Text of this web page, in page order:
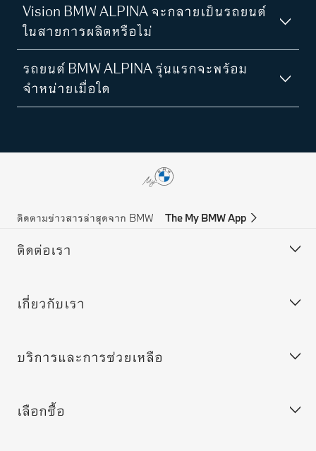
Vision BMW ALPINA จะกลายเป็นรถยนต์
ในสายการผลิตหรือไม่
รถยนต์ BMW ALPINA รุ่นแรกจะพร้อม
จำหน่ายเมื่อใด
ติดตามข่าวสารล่าสุดจาก BMW The My BMW App
ติดต่อเรา
ฝ่ายบริการลูกค้า
ขอข้อเสนอ
ค้นหาตัวแทนจำหน่าย
เกี่ยวกับเรา
ร่วมงานกับเรา
BMW Group
บริการและการช่วยเหลือ
MY BMW App
เลือกซื้อ